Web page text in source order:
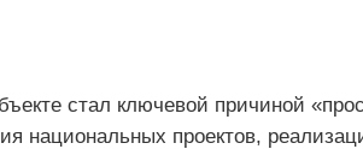
стал ключевой причиной
национальных проектов,